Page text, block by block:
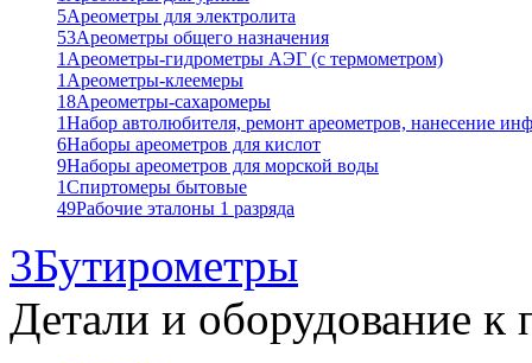
5Ареометры для электролита
53Ареометры общего назначения
1 Ареометры-гидрометры АЭГ (с термометром)
1 Ареометры-клеемеры
18Ареометры-сахаромеры
1Набор автолюбителя, ремонт ареометров, нанесение
6Наборы ареометров для кислот
9Наборы ареометров для морской воды
1Спиртомеры бытовые
49Рабочие эталоны 1 разряда
3Бутирометры
Детали и оборудование к